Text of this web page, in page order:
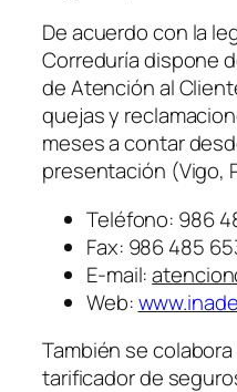
De acuerdo con la
Correduría dispone
de Atención al
quejas y
meses a contar
presentación (Vigo,
Teléfono: 986
Fax: 986 485
E-mail:
Web:
También se
tarificador de